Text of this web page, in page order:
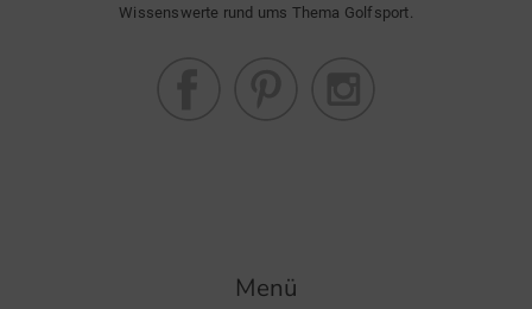
Wissenswerte rund ums Thema Golfsport.
Menü